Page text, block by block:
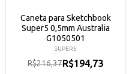
Caneta para Sketchbook
Super5 0,5mm Australia
G1050501
SUPER5
R$216,37R$194,73